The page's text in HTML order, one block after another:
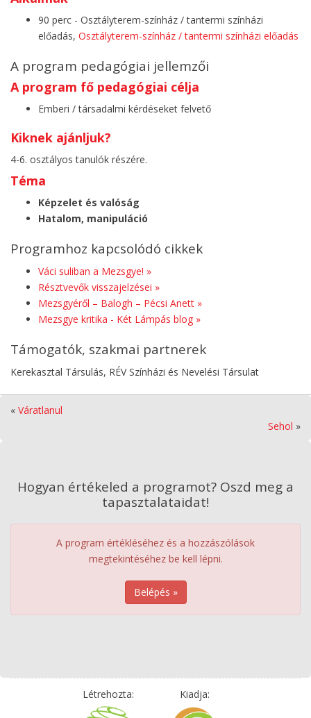
90 perc - Osztályterem-színház / tantermi színházi
előadás, Osztályterem-színház / tantermi színházi előadás
A program pedagógiai jellemzői
A program fő pedagógiai célja
Emberi / társadalmi kérdéseket felvető
Kiknek ajánljuk?
4-6. osztályos tanulók részére.
Téma
Képzelet és valóság
Hatalom, manipuláció
Programhoz kapcsolódó cikkek
Váci suliban a Mezsgye! »
Résztvevők visszajelzései »
Mezsgyéről – Balogh – Pécsi Anett »
Mezsgye kritika - Két Lámpás blog »
Támogatók, szakmai partnerek
Kerekasztal Társulás, RÉV Színházi és Nevelési Társulat
« Váratlanul
Sehol »
Hogyan értékeled a programot? Oszd meg a
tapasztalataidat!
A program értékléséhez és a hozzászólások
megtekintéséhez be kell lépni.
Belépés »
Létrehozta: Kiadja: